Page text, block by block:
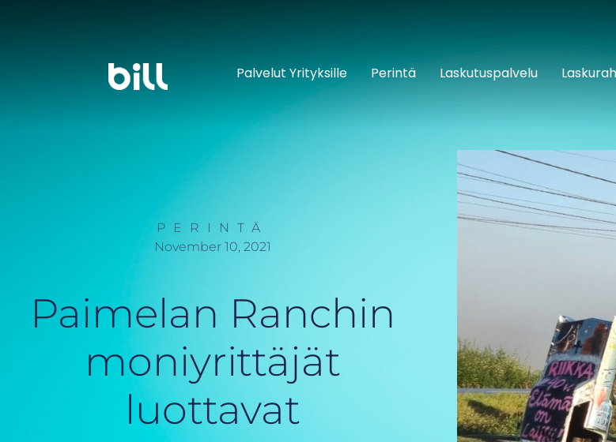
Palvelut Yrityksille Perintä Laskutuspalvelu
PERINTÄ
November 10, 2021
Paimelan Ranchin
moniyrittäjät
luottavat